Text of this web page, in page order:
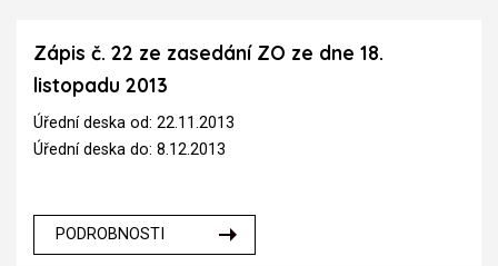
Zápis č. 22 ze zasedání ZO ze dne 18.
listopadu 2013
Úřední deska od: 22.11.2013
Úřední deska do: 8.12.2013
PODROBNOSTI